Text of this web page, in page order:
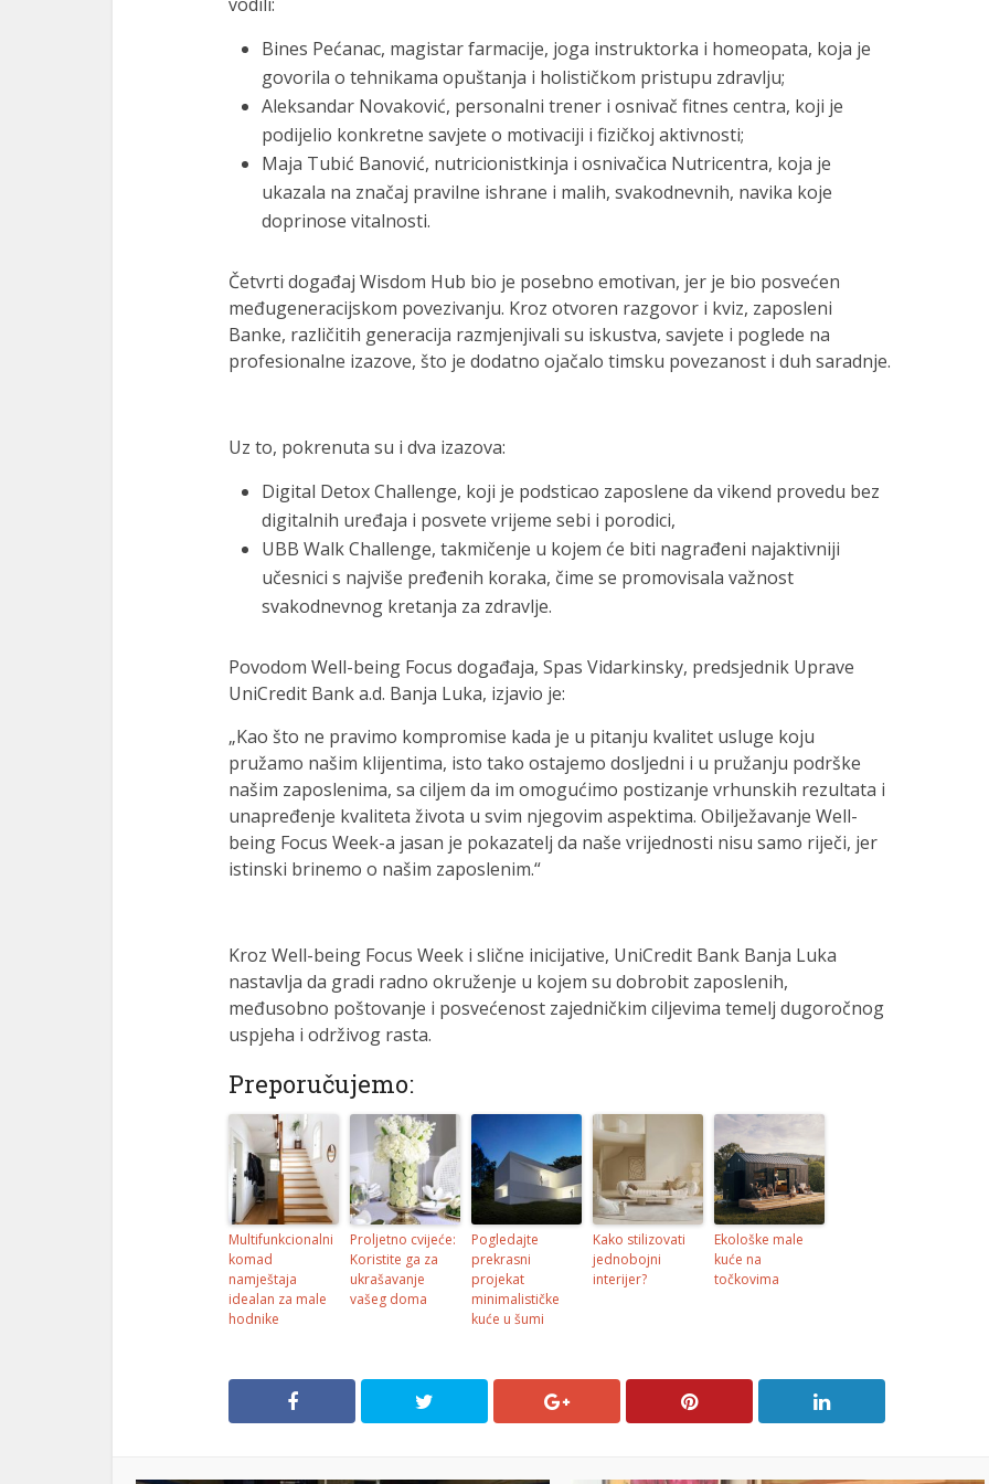
Bines Pećanac, magistar farmacije, joga instruktorka i homeopata, koja je
govorila o tehnikama opuštanja i holističkom pristupu zdravlju;
Aleksandar Novaković, personalni trener i osnivač fitnes centra, koji je
podijelio konkretne savjete o motivaciji i fizičkoj aktivnosti;
Maja Tubić Banović, nutricionistkinja i osnivačica Nutricentra, koja je
ukazala na značaj pravilne ishrane i malih, svakodnevnih, navika koje
doprinose vitalnosti.
Četvrti događaj Wisdom Hub bio je posebno emotivan, jer je bio posvećen
međugeneracijskom povezivanju. Kroz otvoren razgovor i kviz, zaposleni
Banke, različitih generacija razmjenjivali su iskustva, savjete i poglede na
profesionalne izazove, što je dodatno ojačalo timsku povezanost i duh saradnje.
Uz to, pokrenuta su i dva izazova:
Digital Detox Challenge, koji je podsticao zaposlene da vikend provedu bez
digitalnih uređaja i posvete vrijeme sebi i porodici,
UBB Walk Challenge, takmičenje u kojem će biti nagrađeni najaktivniji
učesnici s najviše pređenih koraka, čime se promovisala važnost
svakodnevnog kretanja za zdravlje.
Povodom Well-being Focus događaja, Spas Vidarkinsky, predsjednik Uprave
UniCredit Bank a.d. Banja Luka, izjavio je:
„Kao što ne pravimo kompromise kada je u pitanju kvalitet usluge koju
pružamo našim klijentima, isto tako ostajemo dosljedni i u pružanju podrške
našim zaposlenima, sa ciljem da im omogućimo postizanje vrhunskih rezultata i
unapređenje kvaliteta života u svim njegovim aspektima. Obilježavanje Well-
being Focus Week-a jasan je pokazatelj da naše vrijednosti nisu samo riječi, jer
istinski brinemo o našim zaposlenim.“
Kroz Well-being Focus Week i slične inicijative, UniCredit Bank Banja Luka
nastavlja da gradi radno okruženje u kojem su dobrobit zaposlenih,
međusobno poštovanje i posvećenost zajedničkim ciljevima temelj dugoročnog
uspjeha i održivog rasta.
Preporučujemo:
Multifunkcionalni
komad
namještaja
idealan za male
hodnike
Proljetno cvijeće:
Koristite ga za
ukrašavanje
vašeg doma
Pogledajte
prekrasni
projekat
minimalističke
kuće u šumi
Kako stilizovati
jednobojni
interijer?
Ekološke male
kuće na
točkovima